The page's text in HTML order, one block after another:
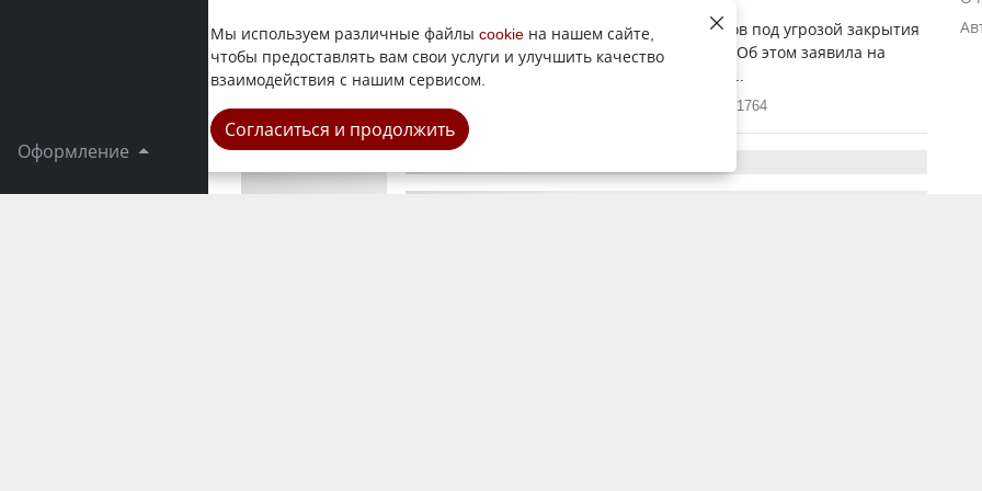
Оформление
Из-за бюрократической ошибки чиновников под угрозой закрытия
оказалась работа сейсмологов Казахстана. Об этом заявила на
заседании Мажилиса депутат фракции "Ак...
Республика 1764
Мы используем различные файлы cookie на нашем сайте,
чтобы предоставлять вам свои услуги и улучшить качество
взаимодействия с нашим сервисом.
Согласиться и продолжить